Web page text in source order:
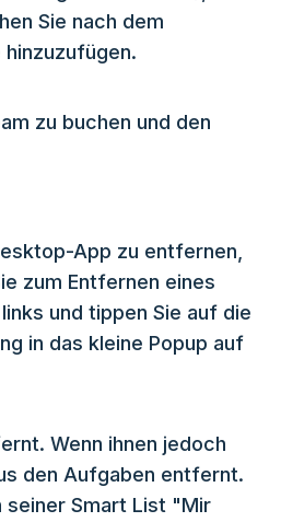
Sie nach dem
zu buchen und den
App zu entfernen,
zum Entfernen eines
und tippen Sie auf die
in das kleine Popup auf
Wenn ihnen jedoch
den Aufgaben entfernt.
seiner Smart List "Mir